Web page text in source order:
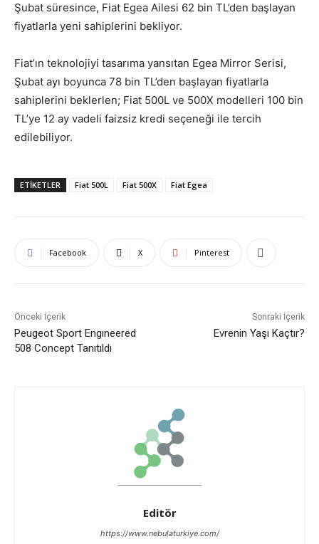
Şubat süresince, Fiat Egea Ailesi 62 bin TL’den başlayan
fiyatlarla yeni sahiplerini bekliyor.
Fiat’ın teknolojiyi tasarıma yansıtan Egea Mirror Serisi,
Şubat ayı boyunca 78 bin TL’den başlayan fiyatlarla
sahiplerini beklerlen; Fiat 500L ve 500X modelleri 100 bin
TL’ye 12 ay vadeli faizsiz kredi seçeneği ile tercih
edilebiliyor.
ETIKETLER Fiat 500L Fiat 500X Fiat Egea
Facebook X Pinterest
Önceki İçerik
Peugeot Sport Engıneered
508 Concept Tanıtıldı
Sonraki İçerik
Evrenin Yaşı Kaçtır?
Editör
https://www.nebulaturkiye.com/